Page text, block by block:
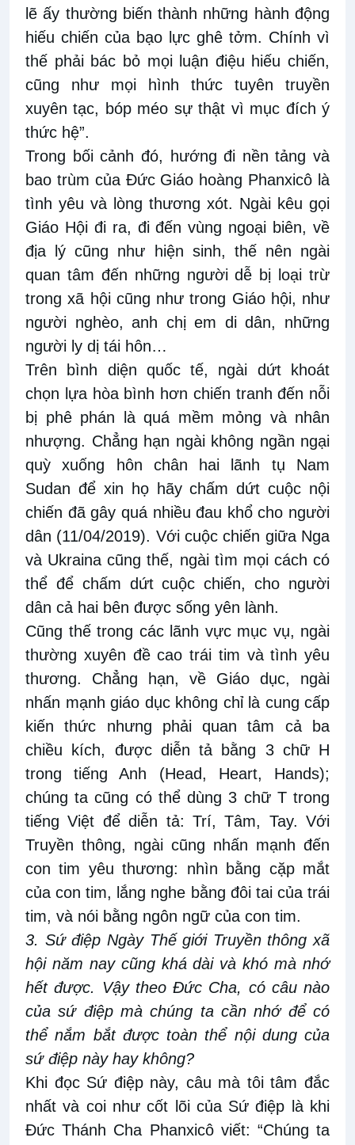
lẽ ấy thường biến thành những hành động
hiếu chiến của bạo lực ghê tởm. Chính vì
thế phải bác bỏ mọi luận điệu hiếu chiến,
cũng như mọi hình thức tuyên truyền
xuyên tạc, bóp méo sự thật vì mục đích ý
thức hệ”.
Trong bối cảnh đó, hướng đi nền tảng và
bao trùm của Đức Giáo hoàng Phanxicô là
tình yêu và lòng thương xót. Ngài kêu gọi
Giáo Hội đi ra, đi đến vùng ngoại biên, về
địa lý cũng như hiện sinh, thế nên ngài
quan tâm đến những người dễ bị loại trừ
trong xã hội cũng như trong Giáo hội, như
người nghèo, anh chị em di dân, những
người ly dị tái hôn…
Trên bình diện quốc tế, ngài dứt khoát
chọn lựa hòa bình hơn chiến tranh đến nỗi
bị phê phán là quá mềm mỏng và nhân
nhượng. Chẳng hạn ngài không ngần ngại
quỳ xuống hôn chân hai lãnh tụ Nam
Sudan để xin họ hãy chấm dứt cuộc nội
chiến đã gây quá nhiều đau khổ cho người
dân (11/04/2019). Với cuộc chiến giữa Nga
và Ukraina cũng thế, ngài tìm mọi cách có
thể để chấm dứt cuộc chiến, cho người
dân cả hai bên được sống yên lành.
Cũng thế trong các lãnh vực mục vụ, ngài
thường xuyên đề cao trái tim và tình yêu
thương. Chẳng hạn, về Giáo dục, ngài
nhấn mạnh giáo dục không chỉ là cung cấp
kiến thức nhưng phải quan tâm cả ba
chiều kích, được diễn tả bằng 3 chữ H
trong tiếng Anh (Head, Heart, Hands);
chúng ta cũng có thể dùng 3 chữ T trong
tiếng Việt để diễn tả: Trí, Tâm, Tay. Với
Truyền thông, ngài cũng nhấn mạnh đến
con tim yêu thương: nhìn bằng cặp mắt
của con tim, lắng nghe bằng đôi tai của trái
tim, và nói bằng ngôn ngữ của con tim.
3. Sứ điệp Ngày Thế giới Truyền thông xã
hội năm nay cũng khá dài và khó mà nhớ
hết được. Vậy theo Đức Cha, có câu nào
của sứ điệp mà chúng ta cần nhớ để có
thể nắm bắt được toàn thể nội dung của
sứ điệp này hay không?
Khi đọc Sứ điệp này, câu mà tôi tâm đắc
nhất và coi như cốt lõi của Sứ điệp là khi
Đức Thánh Cha Phanxicô viết: “Chúng ta